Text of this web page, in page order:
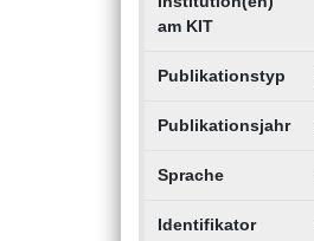
am KIT
Publikationstyp
Publikationsjahr
Sprache
Identifikator